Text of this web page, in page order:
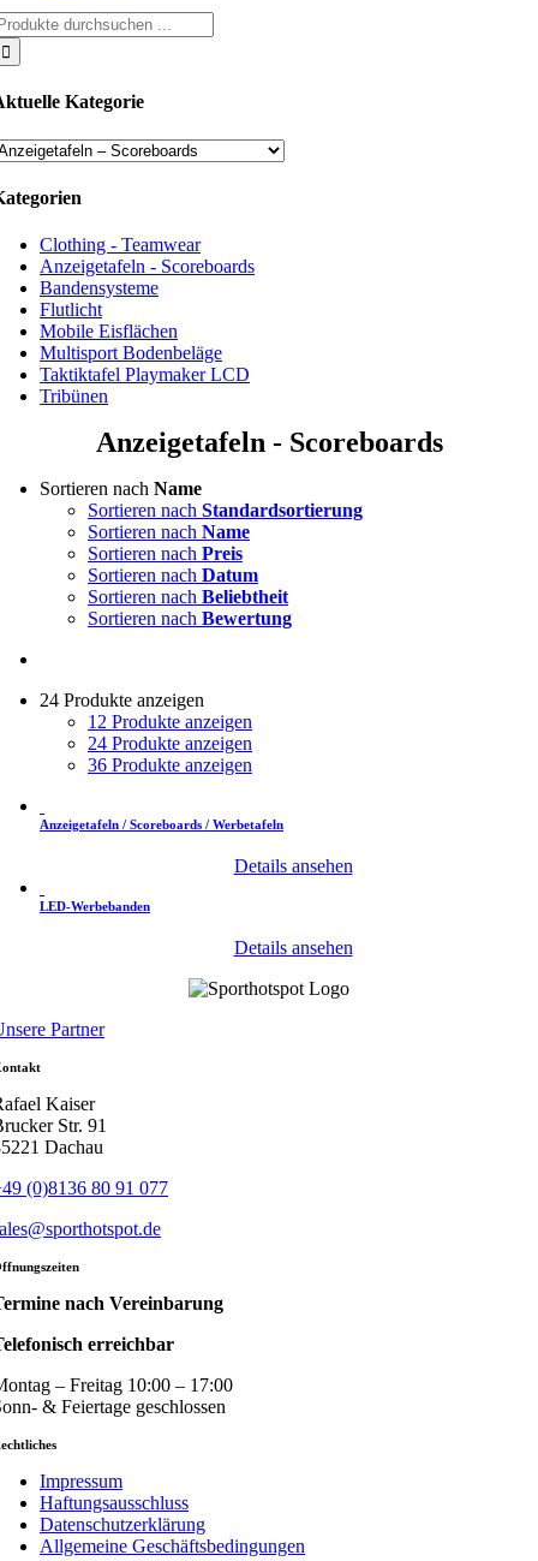
Kategorie
Clothing - Teamwear
Anzeigetafeln - Scoreboards
Bandensysteme
Flutlicht
Mobile Eisflächen
Multisport Bodenbeläge
Taktiktafel Playmaker LCD
Tribünen
Anzeigetafeln - Scoreboards
Sortieren nach Name
Sortieren nach Standardsortierung
Sortieren nach Name
Sortieren nach Preis
Sortieren nach Datum
Sortieren nach Beliebtheit
Sortieren nach Bewertung
24 Produkte anzeigen
12 Produkte anzeigen
24 Produkte anzeigen
36 Produkte anzeigen
Anzeigetafeln / Scoreboards / Werbetafeln
Details ansehen
LED-Werbebanden
Details ansehen
Partner
Kaiser
Str. 91
Dachau
(0)8136 80 91 077
nach Vereinbarung
erreichbar
– Freitag 10:00 – 17:00
& Feiertage geschlossen
Impressum
Haftungsausschluss
Datenschutzerklärung
Allgemeine Geschäftsbedingungen